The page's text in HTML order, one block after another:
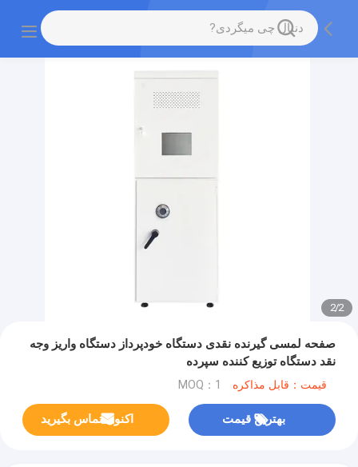
2
/
2
صفحه لمسی گیرنده نقدی دستگاه خودپرداز دستگاه واریز وجه
نقد دستگاه توزیع کننده سپرده
قیمت：قابل مذاکره MOQ：1
بهترین قیمت اکنون تماس بگیرید